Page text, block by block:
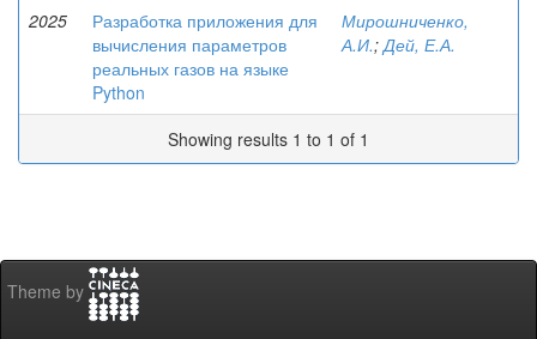
2025
Разработка приложения для
вычисления параметров
реальных газов на языке
Python
Мирошниченко,
А.И.;Дей, Е.А.
Showing results 1 to 1 of 1
Theme by